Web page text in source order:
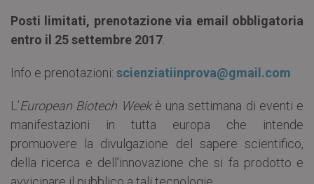
Posti limitati, prenotazione via email obbligatoria
entro il 25 settembre 2017.
Info e prenotazioni: scienziatiinprova@gmail.com
L’European Biotech Weekè una settimana di eventi e
manifestazioni in tutta europa che intende
promuovere la divulgazione del sapere scientifico,
della ricerca e dell’innovazione che si fa prodotto e